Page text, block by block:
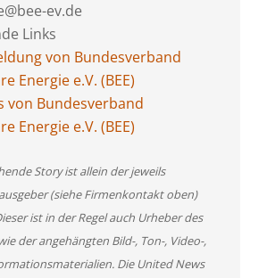
ev.de
Links
von Bundesverband
Energie e.V. (BEE)
von Bundesverband
Energie e.V. (BEE)
Story ist allein der jeweils
(siehe Firmenkontakt oben)
ist in der Regel auch Urheber des
der angehängten Bild-, Ton-, Video-,
Die United News